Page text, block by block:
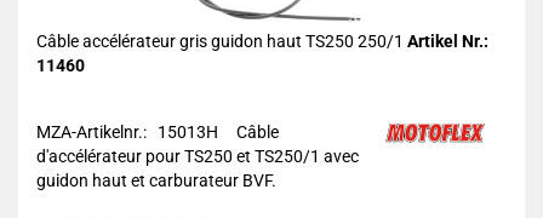
Câble accélérateur gris guidon haut TS250 250/1 Artikel Nr.:
11460
MZA-Artikelnr.: 15013H
Câble
d'accélérateur pour TS250 et TS250/1 avec
guidon haut et carburateur BVF.